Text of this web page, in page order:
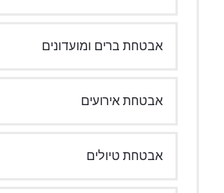
אבטחת ברים ומועדונים
אבטחת אירועים
אבטחת טיולים